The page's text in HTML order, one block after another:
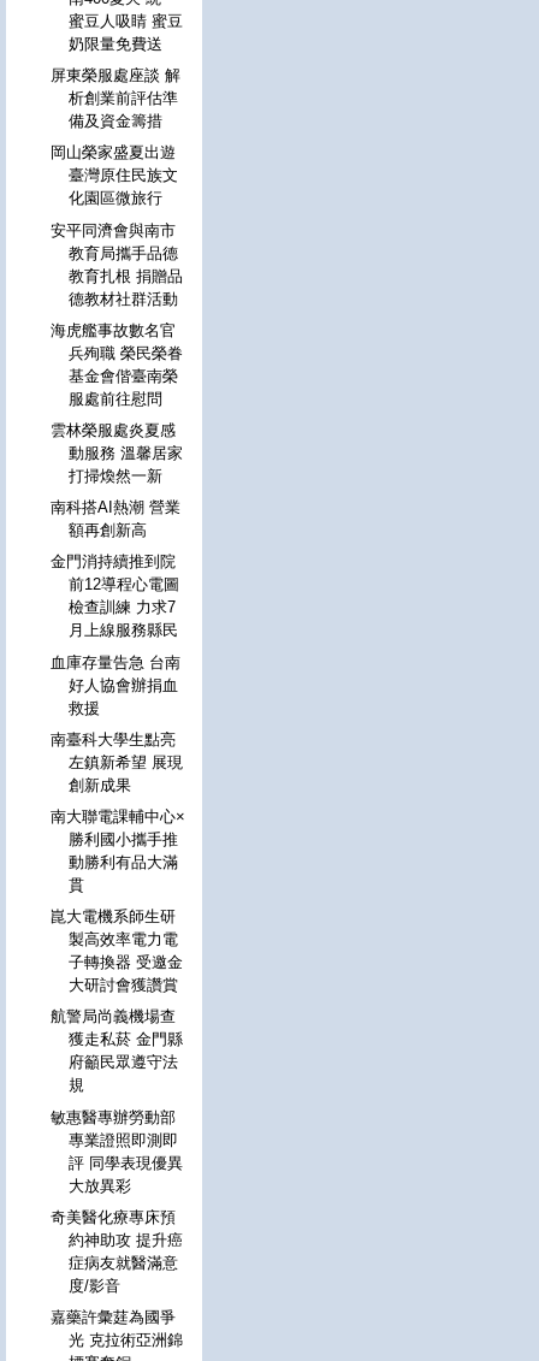
蜜豆人吸睛 蜜豆
奶限量免費送
屏東榮服處座談 解
析創業前評估準
備及資金籌措
岡山榮家盛夏出遊
臺灣原住民族文
化園區微旅行
安平同濟會與南市
教育局攜手品德
教育扎根 捐贈品
德教材社群活動
海虎艦事故數名官
兵殉職 榮民榮眷
基金會偕臺南榮
服處前往慰問
雲林榮服處炎夏感
動服務 溫馨居家
打掃煥然一新
南科搭AI熱潮 營業
額再創新高
金門消持續推到院
前12導程心電圖
檢查訓練 力求7
月上線服務縣民
血庫存量告急 台南
好人協會辦捐血
救援
南臺科大學生點亮
左鎮新希望 展現
創新成果
南大聯電課輔中心×
勝利國小攜手推
動勝利有品大滿
貫
崑大電機系師生研
製高效率電力電
子轉換器 受邀金
大研討會獲讚賞
航警局尚義機場查
獲走私菸 金門縣
府籲民眾遵守法
規
敏惠醫專辦勞動部
專業證照即測即
評 同學表現優異
大放異彩
奇美醫化療專床預
約神助攻 提升癌
症病友就醫滿意
度/影音
嘉藥許彙莛為國爭
光 克拉術亞洲錦